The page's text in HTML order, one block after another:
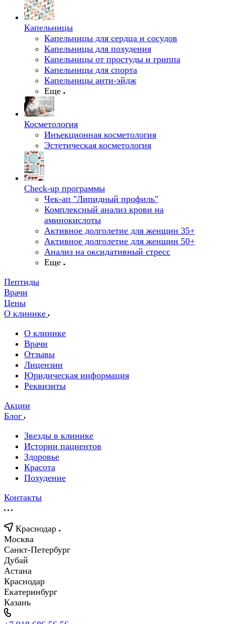
Капельницы
Капельницы для сердца и сосудов
Капельницы для похудения
Капельницы от простуды и гриппа
Капельницы для спорта
Капельницы анти-эйдж
Еще
Косметология
Инъекционная косметология
Эстетическая косметология
Check-up программы
Чек-ап "Липидный профиль"
Комплексный анализ крови на
аминокислоты
Активное долголетие для женщин 35+
Активное долголетие для женщин 50+
Анализ на оксидативный стресс
Еще
Пептиды
Врачи
Цены
О клинике
О клинике
Врачи
Отзывы
Лицензии
Юридическая информация
Реквизиты
Акции
Блог
Звезды в клинике
Истории пациентов
Здоровье
Красота
Похудение
Контакты
Краснодар
Москва
Санкт-Петербург
Дубай
Астана
Краснодар
Екатеринбург
Казань